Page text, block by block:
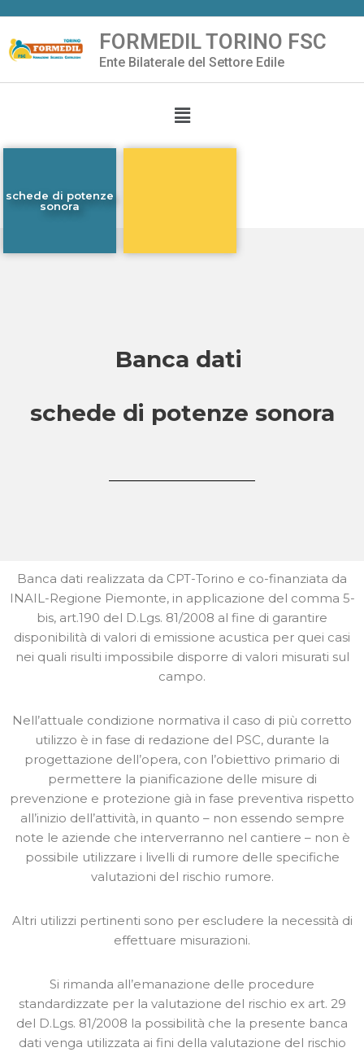
Vai
al
contenuto
FORMEDIL TORINO FSC
Ente Bilaterale del Settore Edile
schede di potenze
sonora
Banca dati
schede di potenze sonora
Banca dati realizzata da CPT-Torino e co-finanziata da
INAIL-Regione Piemonte, in applicazione del comma 5-
bis, art.190 del D.Lgs. 81/2008 al fine di garantire
disponibilità di valori di emissione acustica per quei casi
nei quali risulti impossibile disporre di valori misurati sul
campo.
Nell’attuale condizione normativa il caso di più corretto
utilizzo è in fase di redazione del PSC, durante la
progettazione dell’opera, con l’obiettivo primario di
permettere la pianificazione delle misure di
prevenzione e protezione già in fase preventiva rispetto
all’inizio dell’attività, in quanto – non essendo sempre
note le aziende che interverranno nel cantiere – non è
possibile utilizzare i livelli di rumore delle specifiche
valutazioni del rischio rumore.
Altri utilizzi pertinenti sono per escludere la necessità di
effettuare misurazioni.
Si rimanda all’emanazione delle procedure
standardizzate per la valutazione del rischio ex art. 29
del D.Lgs. 81/2008 la possibilità che la presente banca
dati venga utilizzata ai fini della valutazione del rischio